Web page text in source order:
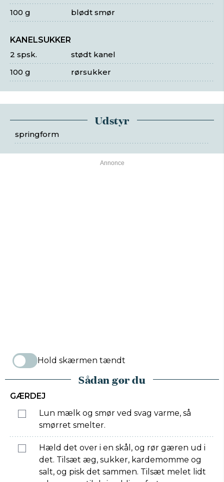
blødt smør
100 g
KANELSUKKER
stødt kanel
2 spsk.
rørsukker
100 g
Udstyr
springform
Hold skærmen tændt
Sådan gør du
GÆRDEJ
Lun mælk og smør ved svag varme, så
smørret smelter.
Hæld det over i en skål, og rør gæren ud i
det. Tilsæt æg, sukker, kardemomme og
salt, og pisk det sammen. Tilsæt melet lidt